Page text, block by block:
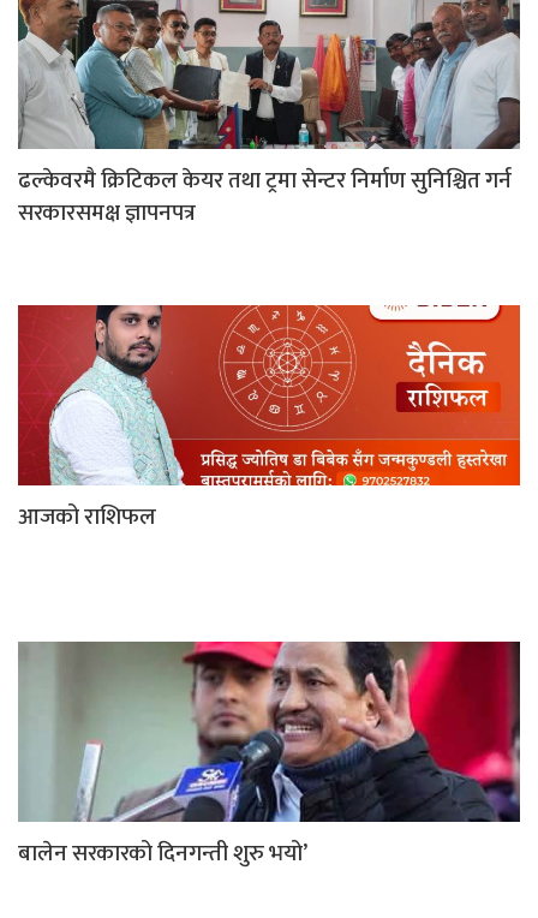
ढल्केवरमै क्रिटिकल केयर तथा ट्रमा सेन्टर निर्माण सुनिश्चित गर्न
सरकारसमक्ष ज्ञापनपत्र
आजको राशिफल
बालेन सरकारको दिनगन्ती शुरु भयो’